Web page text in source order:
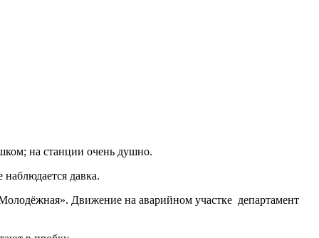
на станции очень душно.
наблюдается давка.
Движение на аварийном участке департамент